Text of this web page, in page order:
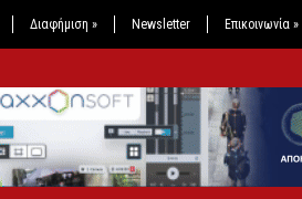
Διαφήμιση » Newsletter Επικοινωνία »